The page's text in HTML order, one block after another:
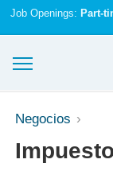
Job Openings: Part-
Ensayos y
Registrarse
Negocios